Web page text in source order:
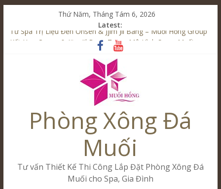
Thứ Năm, Tháng Tám 6, 2026
Latest:
Từ Spa Trị Liệu Đến Onsen & Jjim Jil Bang – Muối Hồng Group
Kết Hợp Onsen & Jjim Jil Bang Trong Mô Hình Spa – Muối
Cham Riverside Onsen & Jjim Jil Bang Đà Nẵng Muối Hồng
Spa Jjim Jil Bang Kết Hợp Onsen – Kinh Doanh Chuẩn Sao –
Tăng Doanh Số Kinh Doanh Lắp Đặt Onsen & Jjim Jil Bang –
Muối Hồng Group
Phòng Xông Đá
Muối
Tư vấn Thiết Kế Thi Công Lắp Đặt Phòng Xông Đá
Muối cho Spa, Gia Đình